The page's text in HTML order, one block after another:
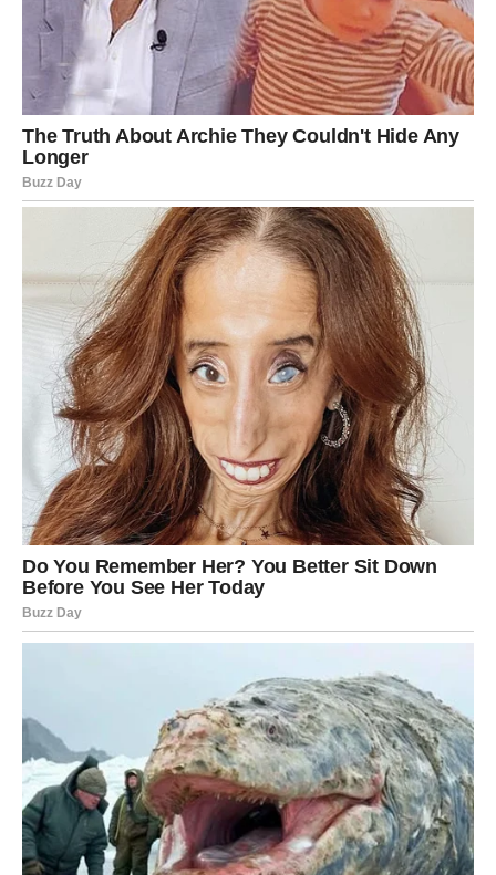
doživela je promene koje bi slomile mnoge. Ali Škorpija je
preživela. Pregrmela. Ustala. I sada — decembar joj šalje
nagradu.
Škorpija dobija zaštitu koja uklanja sve
prepreke.
Ništa što je namenjeno Škorpiji više ne može biti
oduzeto. Nikakav strah, nijedan tuđi potez, nijedna
prepreka neće stati na njen put.
Šta Škorpija dobija:
Intenzivnu regeneraciju – psihičku, emotivnu, pa čak i
fizičku.
Povratak samopouzdanja– Škorpija se vraća sebi.
Ljubavni preporod– iskrena komunikacija, priznanje,
povratak ili nova ljubav.
Zaštitu od neprijatelja– sve skrivene laži izlaze na
– projekti se pomeraju sa mrtve tačke.
Škorpija u decembru ulazi u fazu moći. A kada se njen
znak spoji sa nebeskom zaštitom, sve postaje moguće.